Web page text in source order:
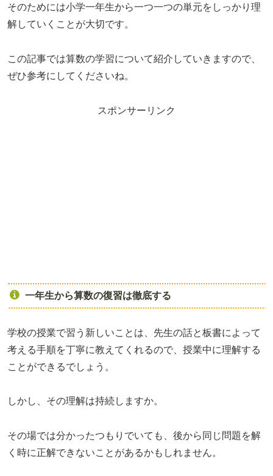
そのためには小学一年生から一つ一つの単元をしっかり理
解していくことが大切です。
この記事では算数の学習について紹介していきますので、
ぜひ参考にしてくださいね。
スポンサーリンク
一年生から算数の復習は徹底する
学校の授業で習う新しいことは、先生の話と板書によって
考える手順を丁寧に教えてくれるので、授業中に理解する
ことができるでしょう。
しかし、その理解は持続しますか。
その場では分かったつもりでいても、後から同じ問題を解
く時に正解できないことがあるかもしれません。